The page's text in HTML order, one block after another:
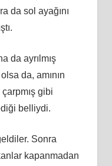
da sol ayağını
da ayrılmış
da, amının
çarpmış gibi
belliydi.
Sonra
kapanmadan